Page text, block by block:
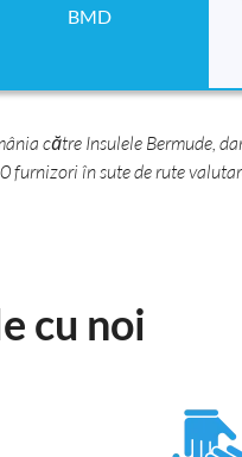
BMD
către Insulele Bermude,
furnizori în sute de rute
cu noi